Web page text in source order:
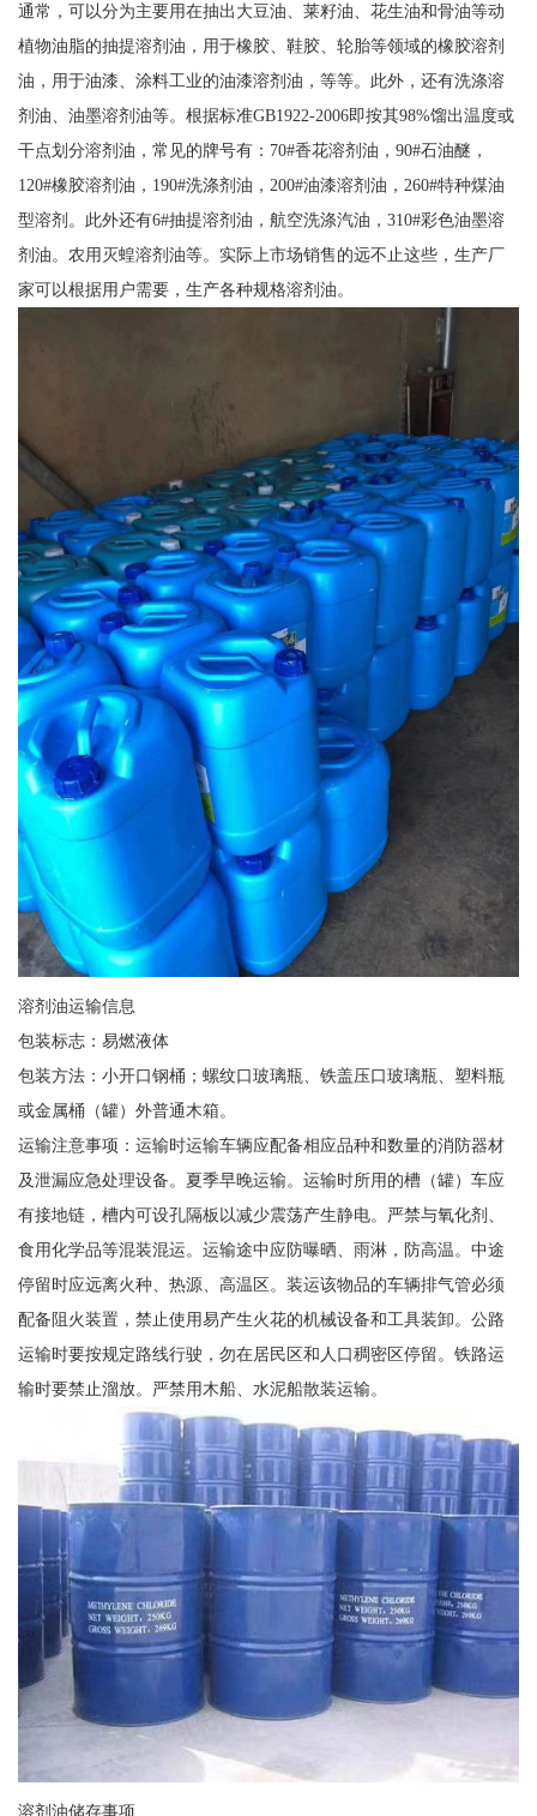
通常，可以分为主要用在抽出大豆油、莱籽油、花生油和骨油等动
植物油脂的抽提溶剂油，用于橡胶、鞋胶、轮胎等领域的橡胶溶剂
油，用于油漆、涂料工业的油漆溶剂油，等等。此外，还有洗涤溶
剂油、油墨溶剂油等。根据标准GB1922-2006即按其98%馏出温度或
干点划分溶剂油，常见的牌号有：70#香花溶剂油，90#石油醚，
120#橡胶溶剂油，190#洗涤剂油，200#油漆溶剂油，260#特种煤油
型溶剂。此外还有6#抽提溶剂油，航空洗涤汽油，310#彩色油墨溶
剂油。农用灭蝗溶剂油等。实际上市场销售的远不止这些，生产厂
家可以根据用户需要，生产各种规格溶剂油。
溶剂油运输信息
包装标志：易燃液体
包装方法：小开口钢桶；螺纹口玻璃瓶、铁盖压口玻璃瓶、塑料瓶
或金属桶（罐）外普通木箱。
运输注意事项：运输时运输车辆应配备相应品种和数量的消防器材
及泄漏应急处理设备。夏季早晚运输。运输时所用的槽（罐）车应
有接地链，槽内可设孔隔板以减少震荡产生静电。严禁与氧化剂、
食用化学品等混装混运。运输途中应防曝晒、雨淋，防高温。中途
停留时应远离火种、热源、高温区。装运该物品的车辆排气管必须
配备阻火装置，禁止使用易产生火花的机械设备和工具装卸。公路
运输时要按规定路线行驶，勿在居民区和人口稠密区停留。铁路运
输时要禁止溜放。严禁用木船、水泥船散装运输。
溶剂油储存事项